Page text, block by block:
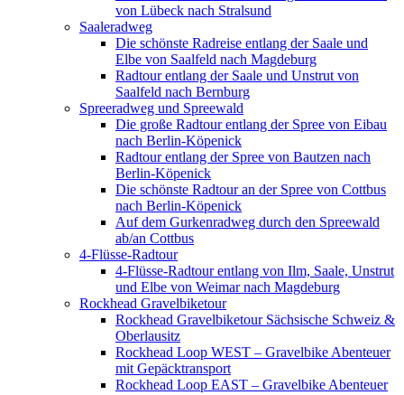
von Lübeck nach Stralsund
Saaleradweg
Die schönste Radreise entlang der Saale und
Elbe von Saalfeld nach Magdeburg
Radtour entlang der Saale und Unstrut von
Saalfeld nach Bernburg
Spreeradweg und Spreewald
Die große Radtour entlang der Spree von Eibau
nach Berlin-Köpenick
Radtour entlang der Spree von Bautzen nach
Berlin-Köpenick
Die schönste Radtour an der Spree von Cottbus
nach Berlin-Köpenick
Auf dem Gurkenradweg durch den Spreewald
ab/an Cottbus
4-Flüsse-Radtour
4-Flüsse-Radtour entlang von Ilm, Saale, Unstrut
und Elbe von Weimar nach Magdeburg
Rockhead Gravelbiketour
Rockhead Gravelbiketour Sächsische Schweiz &
Oberlausitz
Rockhead Loop WEST – Gravelbike Abenteuer
mit Gepäcktransport
Rockhead Loop EAST – Gravelbike Abenteuer